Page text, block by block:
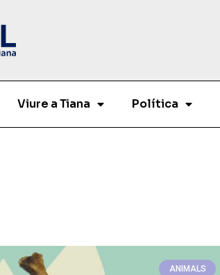
Viure a Tiana Política
ANIMALS